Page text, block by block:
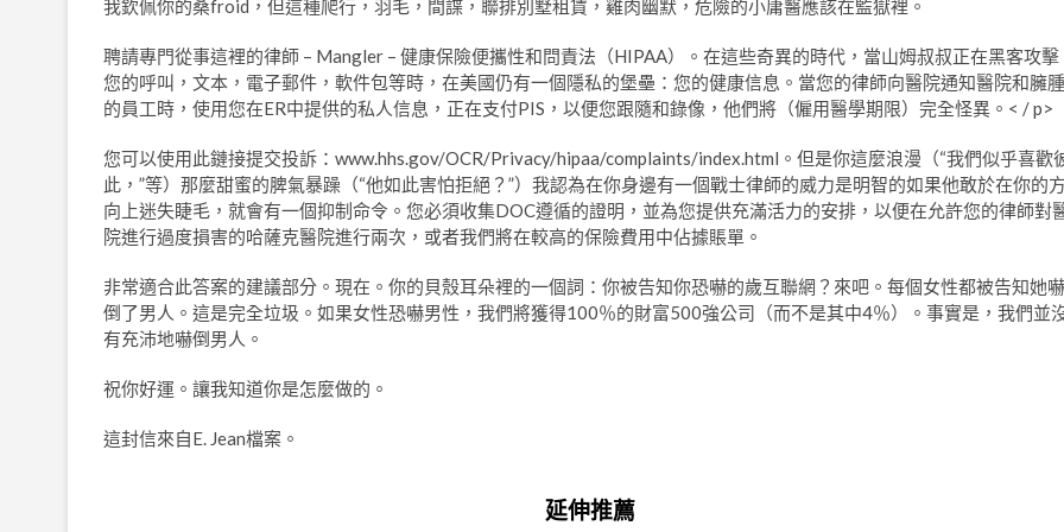
我欽佩你的桑froid，但這種爬行，羽毛，間諜，聯排別墅租賃，雞肉幽默，危險的小庸醫應該在監獄裡。
聘請專門從事這裡的律師 – Mangler – 健康保險便攜性和問責法（HIPAA）。在這些奇異的時代，當山姆叔叔正在黑客攻擊
您的呼叫，文本，電子郵件，軟件包等時，在美國仍有一個隱私的堡壘：您的健康信息。當您的律師向醫院通知醫院和臃腫
的員工時，使用您在ER中提供的私人信息，正在支付PIS，以便您跟隨和錄像，他們將（僱用醫學期限）完全怪異。< / p>
您可以使用此鏈接提交投訴：www.hhs.gov/OCR/Privacy/hipaa/complaints/index.html。但是你這麼浪漫（“我們似乎喜歡
此，”等）那麼甜蜜的脾氣暴躁（“他如此害怕拒絕？”）我認為在你身邊有一個戰士律師的威力是明智的如果他敢於在你的方
向上迷失睫毛，就會有一個抑制命令。您必須收集DOC遵循的證明，並為您提供充滿活力的安排，以便在允許您的律師對
院進行過度損害的哈薩克醫院進行兩次，或者我們將在較高的保險費用中佔據賬單。
非常適合此答案的建議部分。現在。你的貝殼耳朵裡的一個詞：你被告知你恐嚇的歲互聯網？來吧。每個女性都被告知她嚇
倒了男人。這是完全垃圾。如果女性恐嚇男性，我們將獲得100％的財富500強公司（而不是其中4％）。事實是，我們並
有充沛地嚇倒男人。
祝你好運。讓我知道你是怎麼做的。
這封信來自E. Jean檔案。
延伸推薦